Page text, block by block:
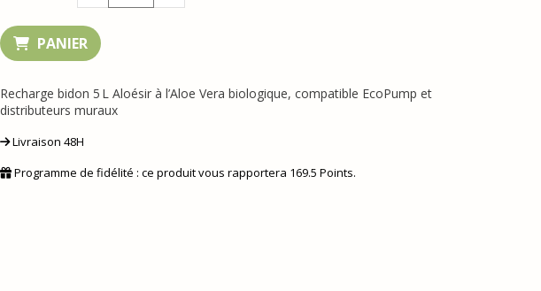
PANIER
Recharge bidon 5 L Aloésir à l’Aloe Vera biologique, compatible EcoPump et
distributeurs muraux
Livraison 48H
Programme de fidélité : ce produit vous rapportera 169.5 Points.